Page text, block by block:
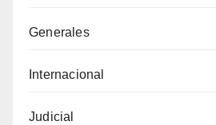
Generales
Internacional
Judicial